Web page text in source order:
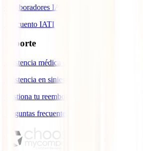
Colaboradores IATI
Descuento IATI
Soporte
Asistencia médica en viajes
Asistencia en siniestros
Gestiona tu reembolso
Preguntas frecuentes